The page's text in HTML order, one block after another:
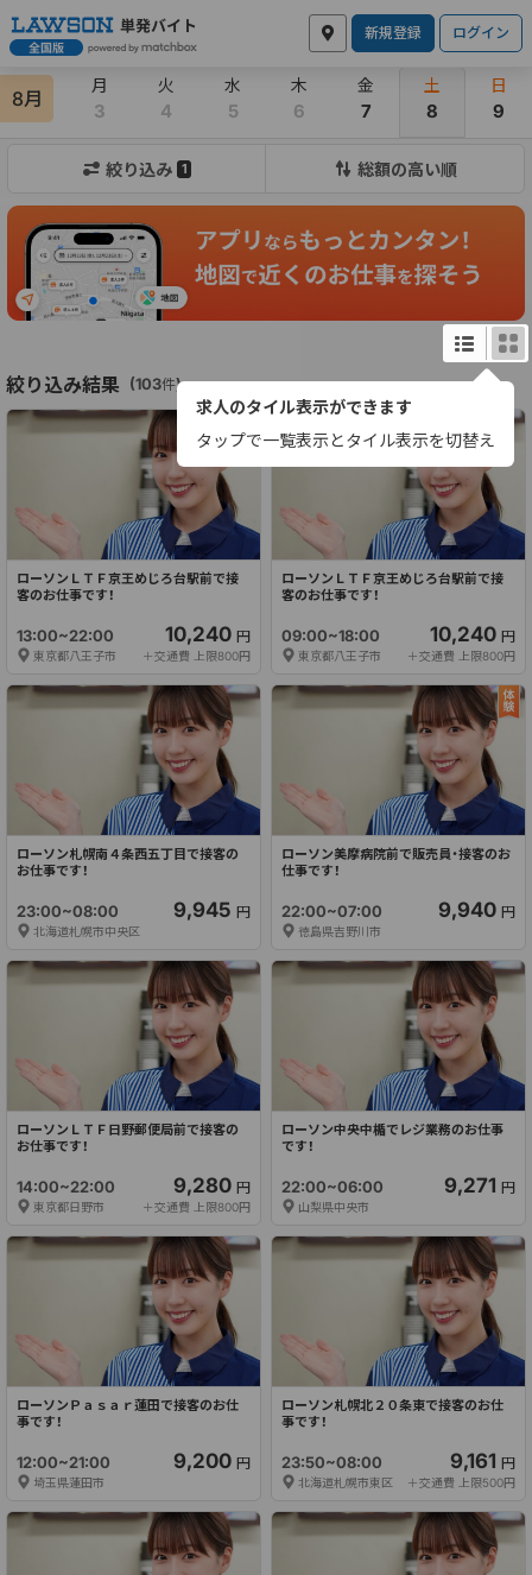
新規登録 ログイン
8月
月 火 水 木 金 土 日
3 4 5 6 7 8 9
絞り込み 1 総額の高い順
絞り込み結果 (103件)
ローソンＬＴＦ京王めじろ台駅前で接
客のお仕事です！
13:00~22:00 10,240 円
東京都八王子市 ＋交通費 上限800円
ローソンＬＴＦ京王めじろ台駅前で接
客のお仕事です！
09:00~18:00 10,240 円
東京都八王子市 ＋交通費 上限800円
ローソン札幌南４条西五丁目で接客の
お仕事です！
23:00~08:00 9,945 円
北海道札幌市中央区
ローソン美摩病院前で販売員・接客のお
仕事です！
22:00~07:00 9,940 円
徳島県吉野川市
ローソンＬＴＦ日野郵便局前で接客の
お仕事です！
14:00~22:00 9,280 円
東京都日野市 ＋交通費 上限800円
ローソン中央中楯でレジ業務のお仕事
です！
22:00~06:00 9,271 円
山梨県中央市
ローソンＰａｓａｒ蓮田で接客のお仕
事です！
12:00~21:00 9,200 円
埼玉県蓮田市
ローソン札幌北２０条東で接客のお仕
事です！
23:50~08:00 9,161 円
北海道札幌市東区 ＋交通費 上限500円
求人のタイル表示ができます
タップで一覧表示とタイル表示を切替え